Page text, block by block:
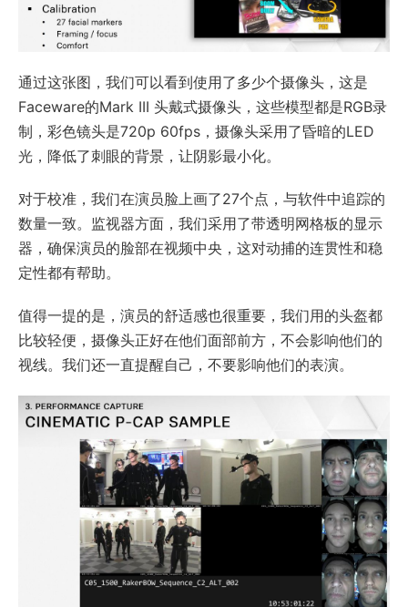
通过这张图，我们可以看到使用了多少个摄像头，这是
Faceware的Mark III 头戴式摄像头，这些模型都是RGB录
制，彩色镜头是720p 60fps，摄像头采用了昏暗的LED
光，降低了刺眼的背景，让阴影最小化。
对于校准，我们在演员脸上画了27个点，与软件中追踪的
数量一致。监视器方面，我们采用了带透明网格板的显示
器，确保演员的脸部在视频中央，这对动捕的连贯性和稳
定性都有帮助。
值得一提的是，演员的舒适感也很重要，我们用的头盔都
比较轻便，摄像头正好在他们面部前方，不会影响他们的
视线。我们还一直提醒自己，不要影响他们的表演。